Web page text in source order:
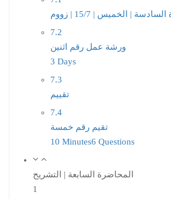
| الخميس | 15/7 | زووم
7.2
ورشة عمل رقم اثنين
3 Days
7.3
تقييم
7.4
تقيم رقم خمسة
10 Minutes6 Questions
المحاضرة السابعة | التشريح
1